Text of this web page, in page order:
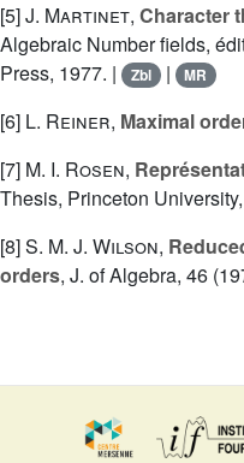
[5]J. Martinet, Character
Algebraic Number fields,
Press, 1977. |
Zbl | MR
[6] L. Reiner, Maximal
[7] M. I. Rosen,
Thesis, Princeton
[8]S. M. J. Wilson,
orders, J. of Algebra, 46